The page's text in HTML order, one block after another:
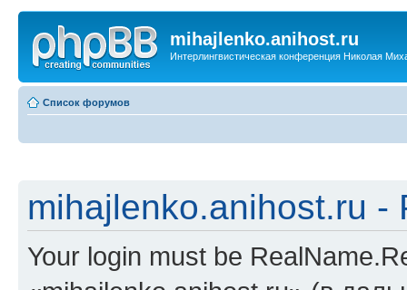
mihajlenko.anihost.ru
Интерлингвистическая конференция Николая
Список форумов
mihajlenko.anihost.ru -
Your login must be